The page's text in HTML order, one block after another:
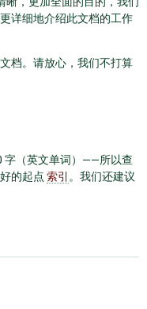
详细地介绍此文档的工作
档。请放心，我们不打算
字（英文单词）——所以查
的起点 索引 。我们还建议